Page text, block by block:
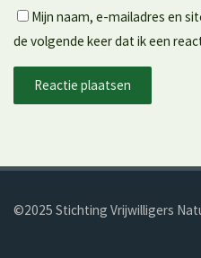
Mijn naam, e-mailadres en
de volgende keer dat ik een
©2025 Stichting Vrijwilligers